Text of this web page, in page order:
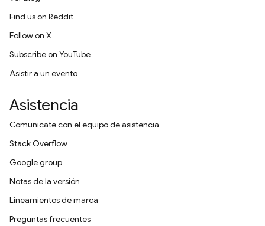
Find us on Reddit
Follow on X
Subscribe on YouTube
Asistir a un evento
Asistencia
Comunícate con el equipo de asistencia
Stack Overflow
Google group
Notas de la versión
Lineamientos de marca
Preguntas frecuentes